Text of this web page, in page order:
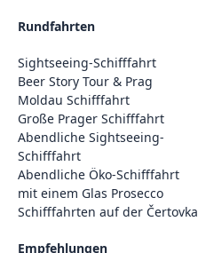
Rundfahrten
Sightseeing-Schifffahrt
Beer Story Tour & Prag
Moldau Schifffahrt
Große Prager Schifffahrt
Abendliche Sightseeing-
Schifffahrt
Abendliche Öko-Schifffahrt
mit einem Glas Prosecco
Schifffahrten auf der Čertovka
Empfehlungen